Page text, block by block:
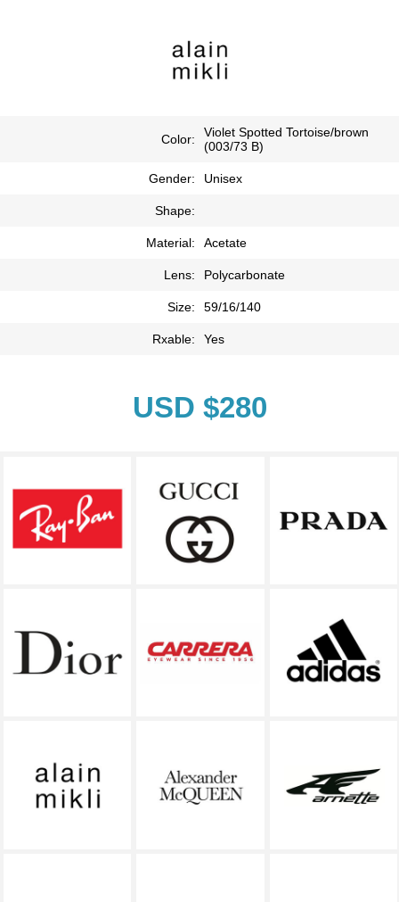
Color:
Violet Spotted Tortoise/brown
(003/73 B)
Gender: Unisex
Shape:
Material: Acetate
Lens: Polycarbonate
Size: 59/16/140
Rxable: Yes
USD $280